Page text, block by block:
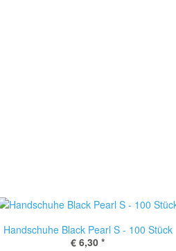
Handschuhe Black Pearl S - 100 Stück
€ 6,30 *